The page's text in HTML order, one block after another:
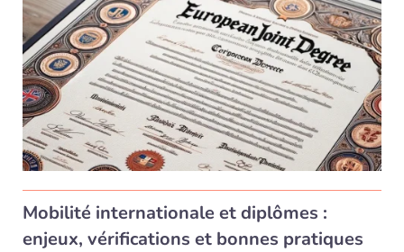
Mobilité internationale et diplômes :
enjeux, vérifications et bonnes pratiques